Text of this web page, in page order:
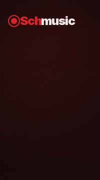
Schmusic